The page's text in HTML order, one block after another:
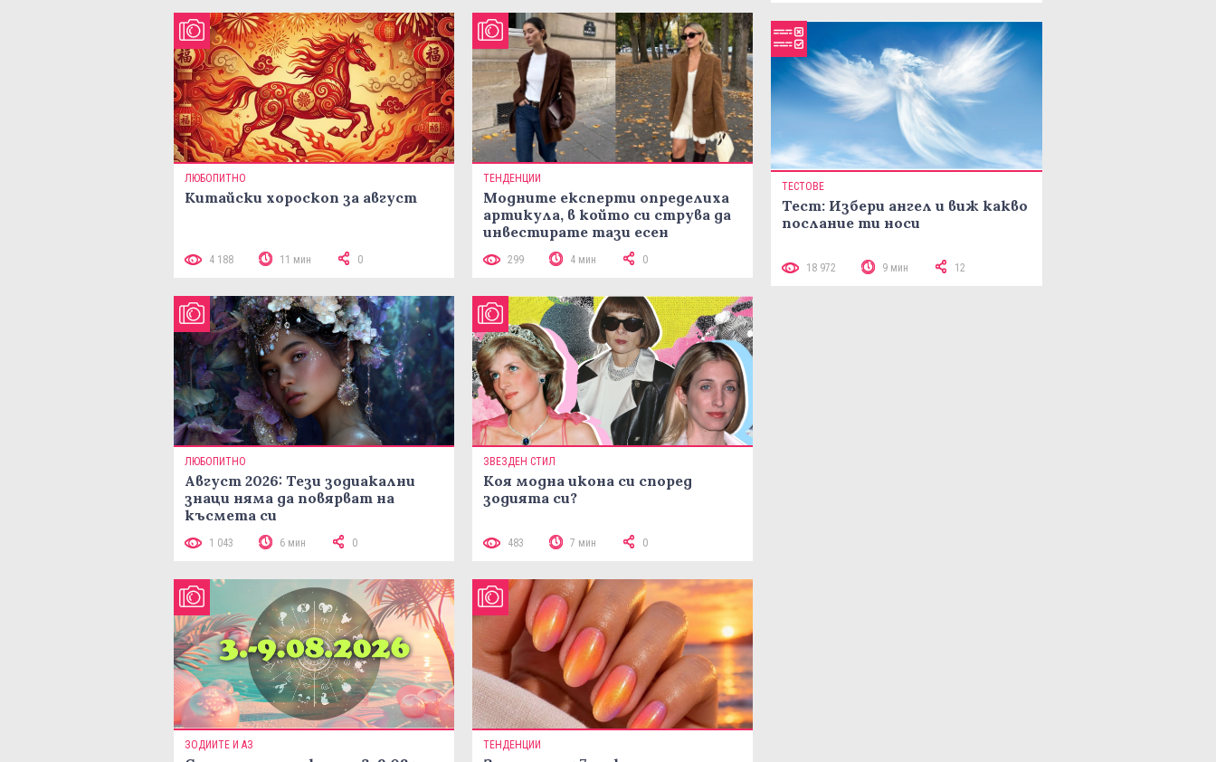
ЛЮБОПИТНО
Китайски хороскоп за август
4 188 11 мин 0
ТЕНДЕНЦИИ
Модните експерти определиха
артикула, в който си струва да
инвестирате тази есен
299 4 мин 0
ЛЮБОПИТНО
Август 2026: Тези зодиакални
знаци няма да повярват на
късмета си
1 043 6 мин 0
ЗВЕЗДЕН СТИЛ
Коя модна икона си според
зодията си?
483 7 мин 0
ЗОДИИТЕ И АЗ ТЕНДЕНЦИИ
ТЕСТОВЕ
Тест: Избери ангел и виж какво
послание ти носи
18 972 9 мин 12